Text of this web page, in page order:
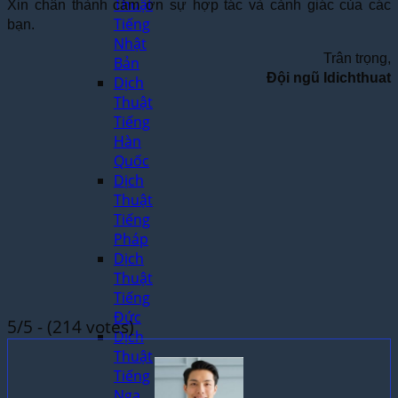
Thuật
Tiếng
Nhật
Bản
Dịch
Thuật
Tiếng
Hàn
Quốc
Dịch
Thuật
Tiếng
Pháp
Dịch
Thuật
Tiếng
Đức
Dịch
Thuật
Tiếng
Xin chân thành cảm ơn sự hợp tác và cảnh giác của các
bạn.
Trân trọng,
Đội ngũ Idichthuat
5/5 - (214 votes)